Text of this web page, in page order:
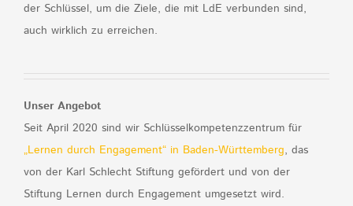
der Schlüssel, um die Ziele, die mit LdE verbunden sind,
auch wirklich zu erreichen.
Unser Angebot
Seit April 2020 sind wir Schlüsselkompetenzzentrum für
„Lernen durch Engagement“ in Baden-Württemberg, das
von der Karl Schlecht Stiftung gefördert und von der
Stiftung Lernen durch Engagement umgesetzt wird.